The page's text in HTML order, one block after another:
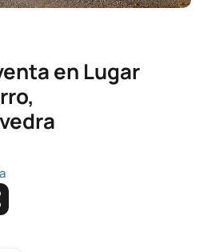
en Lugar